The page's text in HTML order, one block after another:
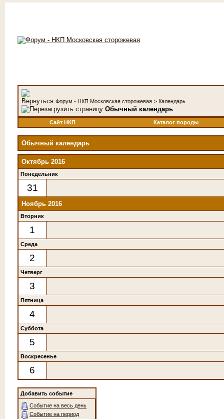
Форум - НКП Московская сторожевая > Календарь
Обычный календарь
Сайт НКП Каталог породы
Обычный календарь
Октябрь 2016
Понедельник
31
Ноябрь 2016
Вторник
1
Среда
2
Четверг
3
Пятница
4
Суббота
5
Воскресенье
6
Добавить событие
Событие на весь день
Событие на период